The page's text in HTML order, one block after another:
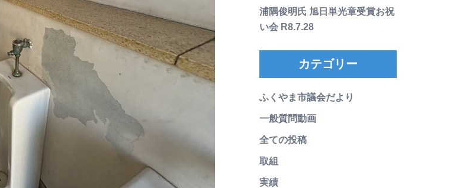
浦隅俊明氏 旭日単光章受賞お祝
い会 R8.7.28
カテゴリー
ふくやま市議会だより
一般質問動画
全ての投稿
取組
実績